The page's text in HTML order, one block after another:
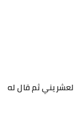
ثم قال له